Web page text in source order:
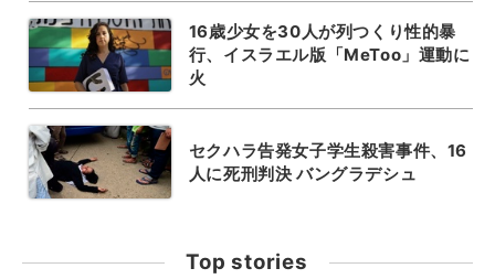
16歳少女を30人が列つくり性的暴
行、イスラエル版「MeToo」運動に
火
セクハラ告発女子学生殺害事件、16
人に死刑判決 バングラデシュ
Top stories